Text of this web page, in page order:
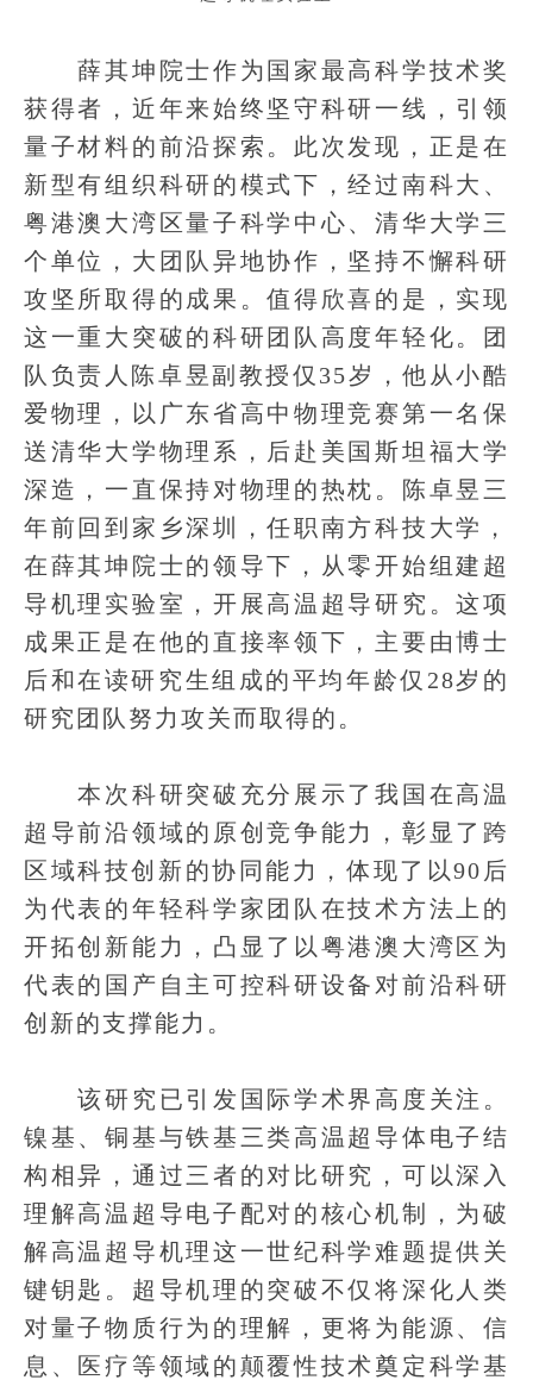
薛其坤院士作为国家最高科学技术奖
获得者，近年来始终坚守科研一线，引领
量子材料的前沿探索。此次发现，正是在
新型有组织科研的模式下，经过南科大、
粤港澳大湾区量子科学中心、清华大学三
个单位，大团队异地协作，坚持不懈科研
攻坚所取得的成果。值得欣喜的是，实现
这一重大突破的科研团队高度年轻化。团
队负责人陈卓昱副教授仅35岁，他从小酷
爱物理，以广东省高中物理竞赛第一名保
送清华大学物理系，后赴美国斯坦福大学
深造，一直保持对物理的热枕。陈卓昱三
年前回到家乡深圳，任职南方科技大学，
在薛其坤院士的领导下，从零开始组建超
导机理实验室，开展高温超导研究。这项
成果正是在他的直接率领下，主要由博士
后和在读研究生组成的平均年龄仅28岁的
研究团队努力攻关而取得的。
本次科研突破充分展示了我国在高温
超导前沿领域的原创竞争能力，彰显了跨
区域科技创新的协同能力，体现了以90后
为代表的年轻科学家团队在技术方法上的
开拓创新能力，凸显了以粤港澳大湾区为
代表的国产自主可控科研设备对前沿科研
创新的支撑能力。
该研究已引发国际学术界高度关注。
镍基、铜基与铁基三类高温超导体电子结
构相异，通过三者的对比研究，可以深入
理解高温超导电子配对的核心机制，为破
解高温超导机理这一世纪科学难题提供关
键钥匙。超导机理的突破不仅将深化人类
对量子物质行为的理解，更将为能源、信
息、医疗等领域的颠覆性技术奠定科学基